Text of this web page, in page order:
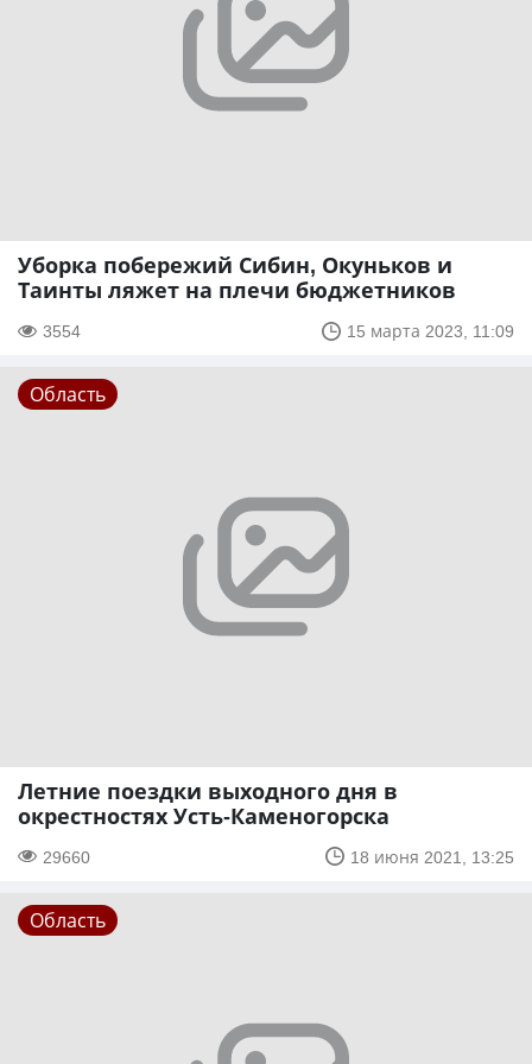
Уборка побережий Сибин, Окуньков и
Таинты ляжет на плечи бюджетников
3554 15 марта 2023, 11:09
Область
Летние поездки выходного дня в
окрестностях Усть-Каменогорска
29660 18 июня 2021, 13:25
Область